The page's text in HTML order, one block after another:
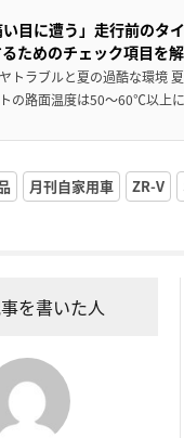
い目に遭う」走行前のタ
ためのチェック項目を
トラブルと夏の過酷な環境
の路面温度は50〜60℃以上
月刊自家用車 ZR-V
を書いた人